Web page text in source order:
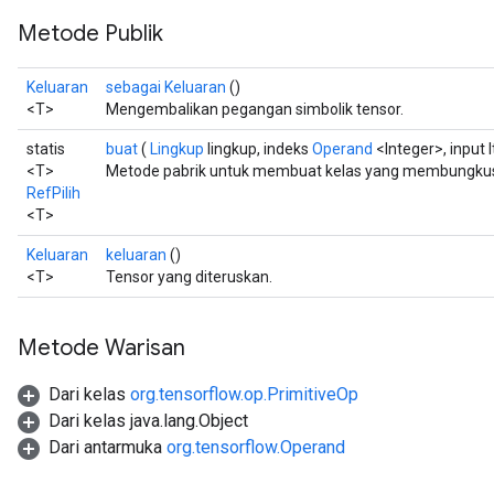
Metode Publik
Keluaran
<T>
sebagai Keluaran ()
Mengembalikan pegangan simbolik tensor.
statis
<T>
RefPilih
<T>
buat( Lingkup lingkup, indeks Operand <Integer>, input
Metode pabrik untuk membuat kelas yang
Keluaran
<T>
keluaran ()
Tensor yang diteruskan.
Metode Warisan
Dari kelas org.tensorflow.op.PrimitiveOp
Dari kelas java.lang.Object
Dari antarmuka org.tensorflow.Operand